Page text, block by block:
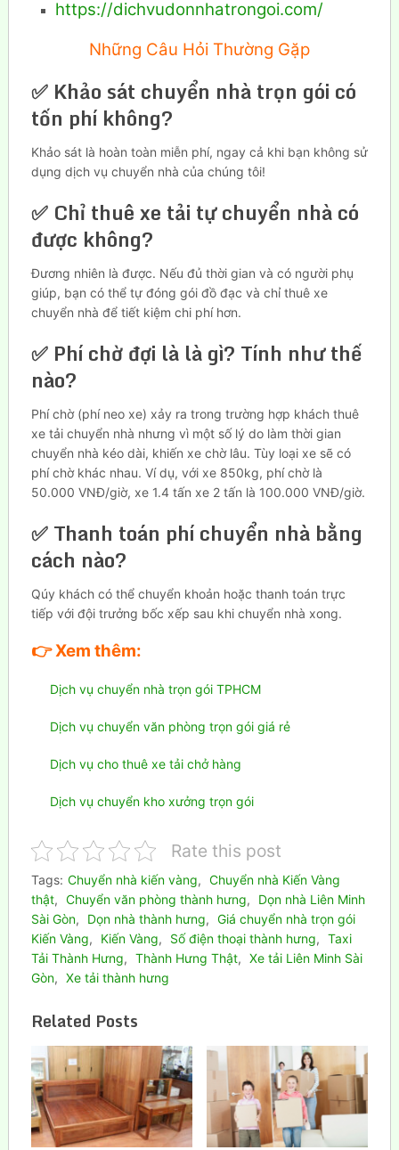
https://dichvudonnhatrongoi.com/
Những Câu Hỏi Thường Gặp
✅ Khảo sát chuyển nhà trọn gói có
tốn phí không?
Khảo sát là hoàn toàn miễn phí, ngay cả khi bạn không sử
dụng dịch vụ chuyển nhà của chúng tôi!
✅ Chỉ thuê xe tải tự chuyển nhà có
được không?
Đương nhiên là được. Nếu đủ thời gian và có người phụ
giúp, bạn có thể tự đóng gói đồ đạc và chỉ thuê xe
chuyển nhà để tiết kiệm chi phí hơn.
✅ Phí chờ đợi là là gì? Tính như thế
nào?
Phí chờ (phí neo xe) xảy ra trong trường hợp khách thuê
xe tải chuyển nhà nhưng vì một số lý do làm thời gian
chuyển nhà kéo dài, khiến xe chờ lâu. Tùy loại xe sẽ có
phí chờ khác nhau. Ví dụ, với xe 850kg, phí chờ là
50.000 VNĐ/giờ, xe 1.4 tấn xe 2 tấn là 100.000 VNĐ/giờ.
✅ Thanh toán phí chuyển nhà bằng
cách nào?
Qúy khách có thể chuyển khoản hoặc thanh toán trực
tiếp với đội trưởng bốc xếp sau khi chuyển nhà xong.
👉Xem thêm:
Dịch vụ chuyển nhà trọn gói TPHCM
Dịch vụ chuyển văn phòng trọn gói giá rẻ
Dịch vụ cho thuê xe tải chở hàng
Dịch vụ chuyển kho xưởng trọn gói
Rate this post
Tags: Chuyển nhà kiến vàng, Chuyển nhà Kiến Vàng
thật, Chuyển văn phòng thành hưng,
Dọn nhà Liên Minh
Sài Gòn, Dọn nhà thành hưng, Giá chuyển nhà trọn gói
Kiến Vàng, Kiến Vàng, Số điện thoại thành hưng, Taxi
Tải Thành Hưng, Thành Hưng Thật, Xe tải Liên Minh Sài
Gòn, Xe tải thành hưng
Related Posts